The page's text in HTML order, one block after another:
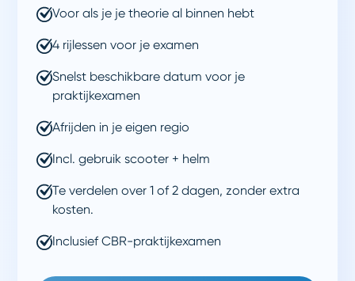
Voor als je je theorie al binnen hebt
4 rijlessen voor je examen
Snelst beschikbare datum voor je
praktijkexamen
Afrijden in je eigen regio
Incl. gebruik scooter + helm
Te verdelen over 1 of 2 dagen, zonder extra
kosten.
Inclusief CBR-praktijkexamen